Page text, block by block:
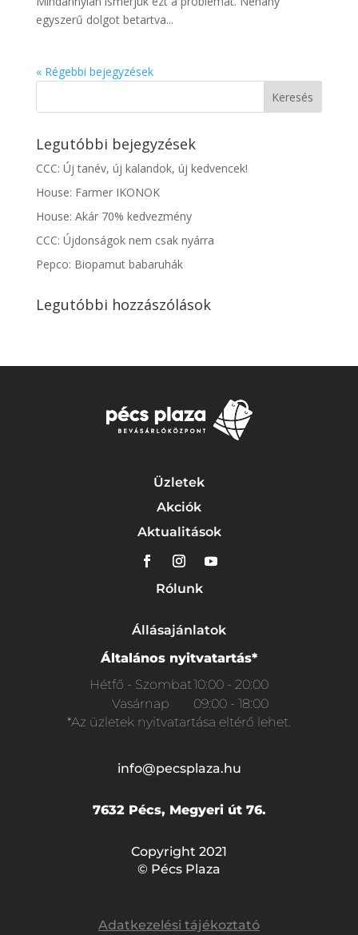
egyszerű dolgot betartva...
« Régebbi bejegyzések
Legutóbbi bejegyzések
CCC: Új tanév, új kalandok, új kedvencek!
House: Farmer IKONOK
House: Akár 70% kedvezmény
CCC: Újdonságok nem csak nyárra
Pepco: Biopamut babaruhák
Legutóbbi hozzászólások
Üzletek
Akciók
Aktualitások
Rólunk
Állásajánlatok
Általános nyitvatartás*
Hétfő - Szombat10:00 - 20:00
Vasárnap
09:00 - 18:00
*Az üzletek nyitvatartása eltérő lehet.
info@pecsplaza.hu
7632 Pécs, Megyeri út 76.
Copyright 2021
© Pécs Plaza
Adatkezelési tájékoztató